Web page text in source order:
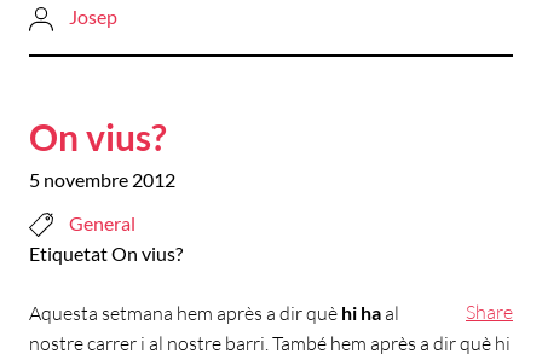
Josep
On vius?
5 novembre 2012
General
EtiquetatOn vius?
Share
Aquesta setmana hem après a dir què hi haal
nostre carrer i al nostre barri. També hem après a dir què hi